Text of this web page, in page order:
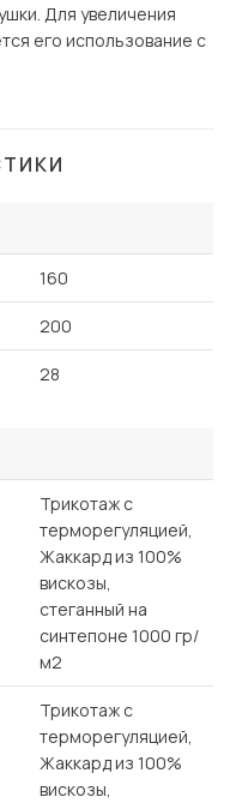
Для увеличения
его использование с
160
200
28
Трикотаж с
терморегуляцией,
Жаккард из 100%
вискозы,
стеганный на
синтепоне 1000 гр/
м2
Трикотаж с
терморегуляцией,
Жаккард из 100%
вискозы,